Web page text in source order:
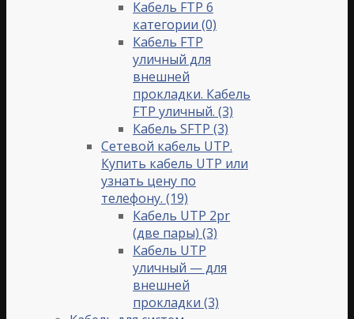
Кабель FTP 6
категории (0)
Кабель FTP
уличный для
внешней
прокладки. Кабель
FTP уличный. (3)
Кабель SFTP (3)
Сетевой кабель UTP.
Купить кабель UTP или
узнать цену по
телефону. (19)
Кабель UTP 2pr
(две пары) (3)
Кабель UTP
уличный — для
внешней
прокладки (3)